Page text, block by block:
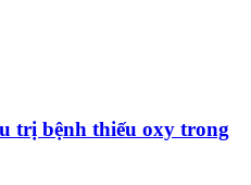
trị bệnh thiếu oxy trong